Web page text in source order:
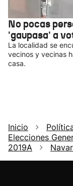
No pocas
'gaupasa' a
La localidad se
vecinos y vecinas
casa.
Inicio
Elecciones
2019A